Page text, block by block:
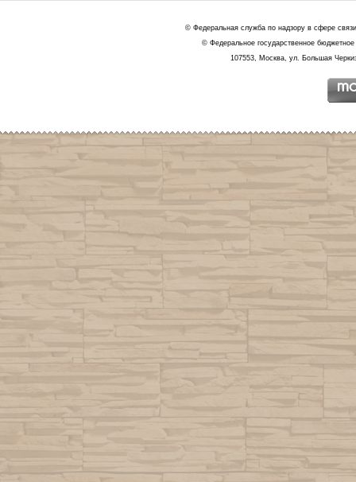
© Федеральная служба по надзору в сфере
© Федеральное государственное
107553, Москва, ул. Большая